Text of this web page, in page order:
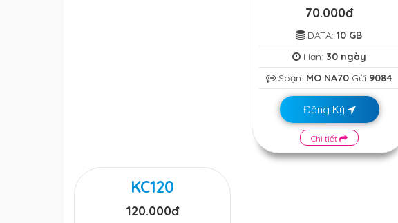
70.000đ
DATA:10 GB
Hạn: 30 ngày
Soạn: MO NA70 Gửi 9084
Đăng Ký
Chi tiết
KC120
120.000đ